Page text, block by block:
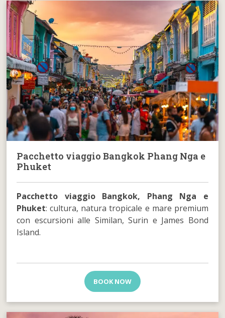
Pacchetto viaggio Bangkok Phang Nga e
Phuket
Pacchetto viaggio Bangkok, Phang Nga e
Phuket: cultura, natura tropicale e mare premium
con escursioni alle Similan, Surin e James Bond
Island.
BOOK NOW